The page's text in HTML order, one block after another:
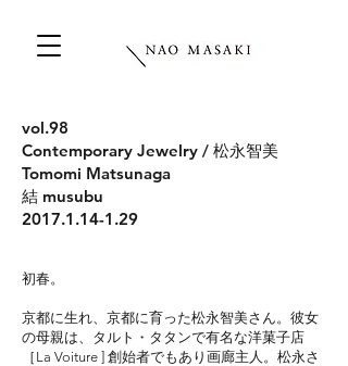
vol.98
Contemporary Jewelry / 松永智美
Tomomi Matsunaga
結 musubu
2017.1.14-1.29
初春。
京都に生れ、京都に育った松永智美さん。彼女
の母親は、タルト・タタンで有名な洋菓子店
［La Voiture ] 創始者でもあり画廊主人。松永さ